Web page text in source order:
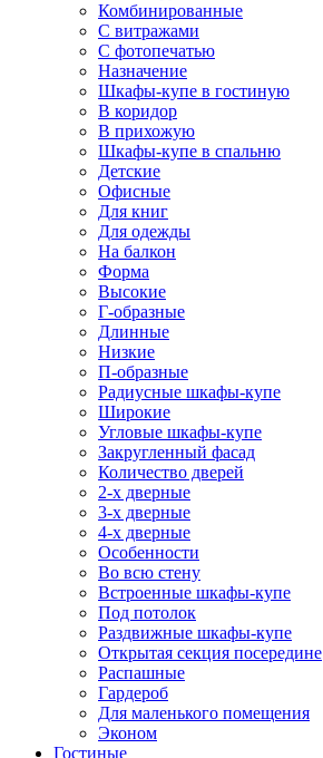
Комбинированные
С витражами
С фотопечатью
Назначение
Шкафы-купе в гостиную
В коридор
В прихожую
Шкафы-купе в спальню
Детские
Офисные
Для книг
Для одежды
На балкон
Форма
Высокие
Г-образные
Длинные
Низкие
П-образные
Радиусные шкафы-купе
Широкие
Угловые шкафы-купе
Закругленный фасад
Количество дверей
2-х дверные
3-х дверные
4-х дверные
Особенности
Во всю стену
Встроенные шкафы-купе
Под потолок
Раздвижные шкафы-купе
Открытая секция посередине
Распашные
Гардероб
Для маленького помещения
Эконом
Гостиные